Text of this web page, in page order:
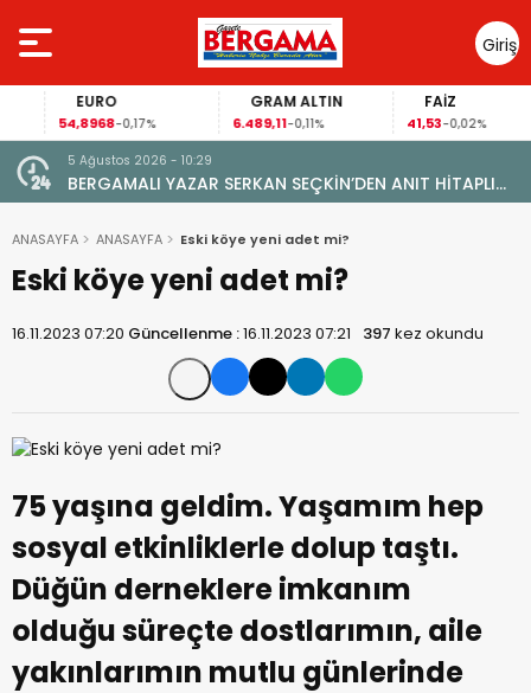
Giriş
Yap
EURO
54,8968-0,17%
GRAM ALTIN
6.489,11-0,11% -0,02%
5 Ağustos 2026 - 10:29
BERGAMALI YAZAR SERKAN SEÇKİN’DEN ANIT HİTAPLI
KİTAP: “PERGAMON’DAN ARTVİN’E”
ANASAYFA ANASAYFA Eski köye yeni adet mi?
Eski köye yeni adet mi?
16.11.2023 07:20 Güncellenme :16.11.2023 07:21 397 kez okundu
75 yaşına geldim. Yaşamım hep
sosyal etkinliklerle dolup taştı.
Düğün derneklere imkanım
olduğu süreçte dostlarımın, aile
yakınlarımın mutlu günlerinde